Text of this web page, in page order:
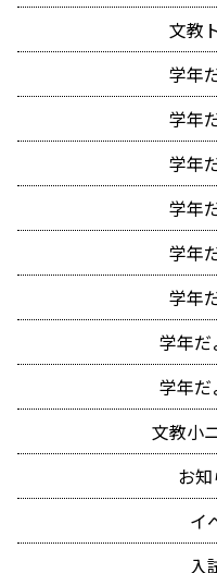
文教
学年
学年
学年
学年
学年
学年
学年
学年
文教小
お
イ
入